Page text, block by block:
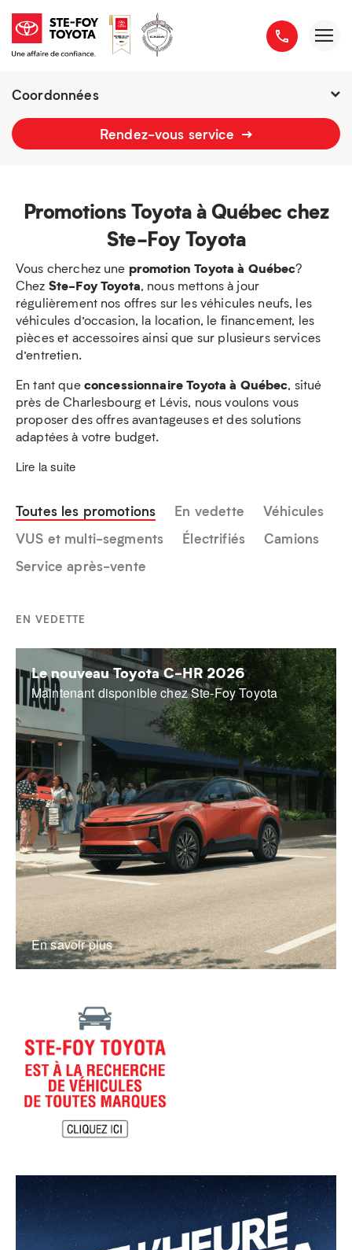
Coordonnées
2777 boulevard du Versant-Nord
Rendez-vous service
Promotions Toyota à Québec chez
Ste-Foy Toyota
Vous cherchez une promotion Toyota à Québec?
Chez Ste-Foy Toyota, nous mettons à jour
régulièrement nos offres sur les véhicules neufs, les
véhicules d’occasion, la location, le financement, les
pièces et accessoires ainsi que sur plusieurs services
d’entretien.
En tant queconcessionnaire Toyota à Québec, situé
près de Charlesbourg et Lévis, nous voulons vous
proposer des offres avantageuses et des solutions
adaptées à votre budget.
Lire la suite
Toutes les promotions En vedette
Véhicules
VUS et multi-segments
Électrifiés
Camions
Service après-vente
EN VEDETTE
Le nouveau Toyota C-HR 2026
Maintenant disponible chez Ste-Foy Toyota
En savoir plus